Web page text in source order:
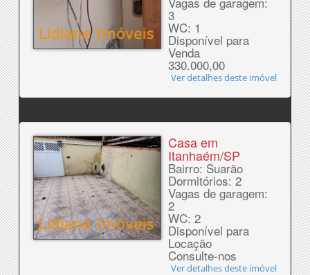
3
WC: 1
Disponível para
Venda
330.000,00
Ver detalhes deste imóvel
Casa em
Itanhaém/SP
Bairro: Suarão
Dormitórios: 2
Vagas de garagem:
2
WC: 2
Disponível para
Locação
Consulte-nos
Ver detalhes deste imóvel